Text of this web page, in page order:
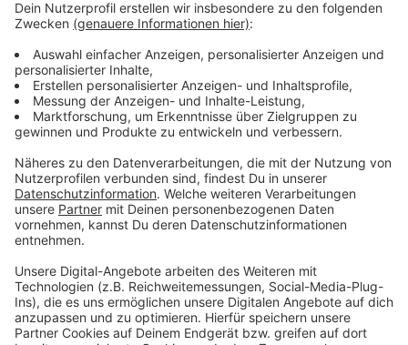
Test kostet die Stadt rund 900.000 Euro. Bis 2030
sollen weitere urbane Miniwälder folgen.
Anzeige
Weitere Infos und Links zum Thema:
Anzeige
"Pocket Park" in Flingern eröffnet
Stadt-Mitteilung zum "Pocket Park"
Stadt pflanzt im Winter 1.500 neue Bäume
20.000 Bäume für den Stadtwald